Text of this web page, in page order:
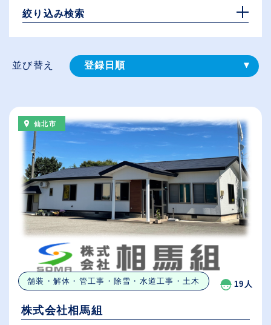
絞り込み検索
並び替え 登録⽇順
（⾼卒の給与を基準）
従業員が多い順
休日数が多い順
仙北市
舗装・解体・管工事・除雪・水道工事・土木 19人
株式会社相馬組